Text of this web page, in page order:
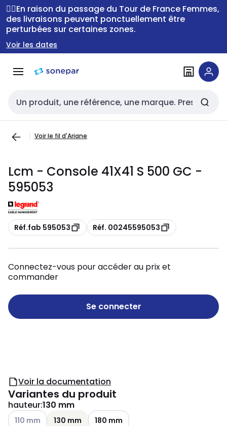
Passer à la
navigation
Passer
au
contenu
🚴‍♂️En raison du passage du Tour de France Femmes,
des livraisons peuvent ponctuellement être
perturbées sur certaines zones.
Voir les dates
Entrée de recherche
Voir le fil d'Ariane
Lcm - Console 41X41 S 500 GC -
595053
Copie
Réf.fab 595053 Copie
Réf. 00245595053
Connectez-vous pour accéder au prix et
commander
Se connecter
Voir la documentation
Variantes du produit
hauteur:130 mm
Voir les options disponibles
110 mm 130 mm 180 mm